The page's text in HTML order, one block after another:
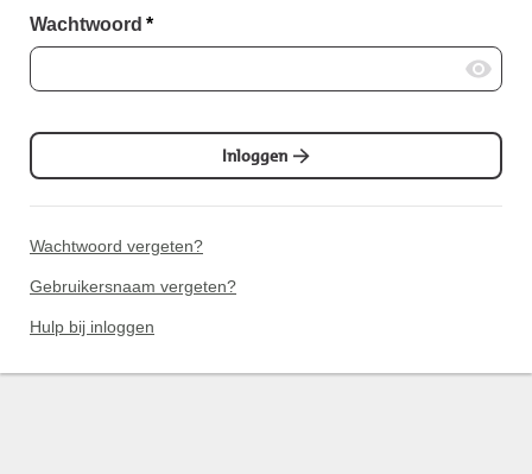
Wachtwoord *
Inloggen
Wachtwoord vergeten?
Gebruikersnaam vergeten?
Hulp bij inloggen